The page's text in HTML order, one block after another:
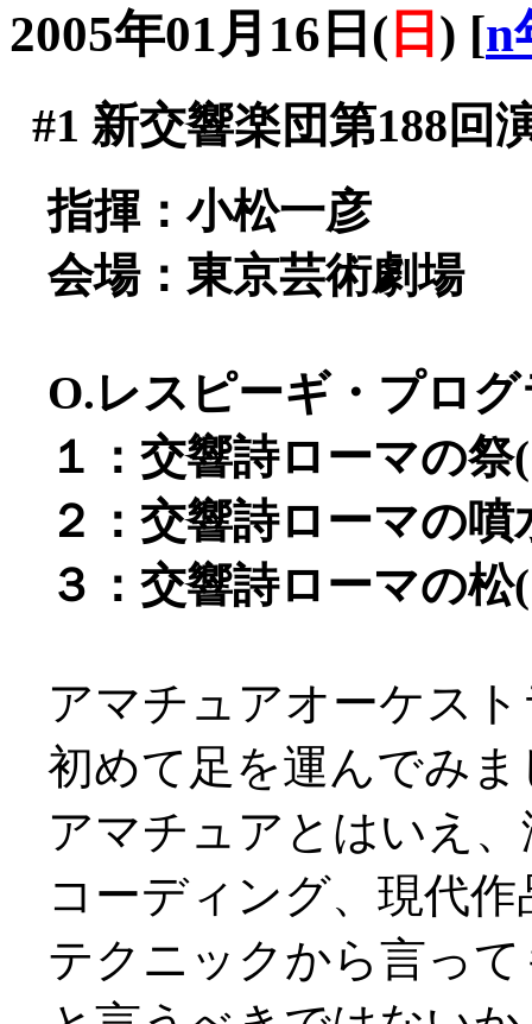
2005年01月16日( 日 ) [n
#1 新交響楽団第188回
指揮：小松一彦
会場：東京芸術劇場
O.レスピーギ・プロ
１：交響詩ローマの祭
２：交響詩ローマの噴
３：交響詩ローマの松
アマチュアオーケス
初めて足を運んでみま
アマチュアとはいえ
コーディング、現代
テクニックから言っ